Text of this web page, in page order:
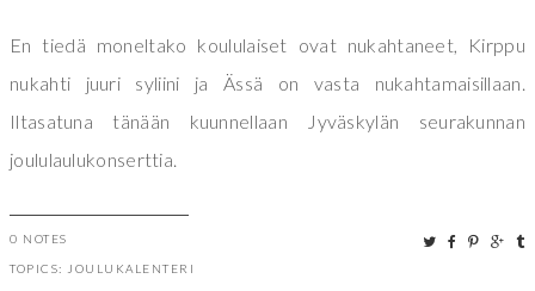
En tiedä moneltako koululaiset ovat nukahtaneet, Kirppu
nukahti juuri syliini ja Ässä on vasta nukahtamaisillaan.
Iltasatuna tänään kuunnellaan Jyväskylän seurakunnan
joululaulukonserttia.
0 NOTES
TOPICS: JOULUKALENTERI